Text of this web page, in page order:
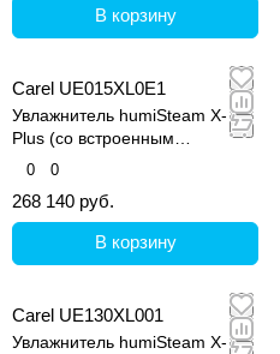
В корзину
Carel UE015XL0E1
Увлажнитель humiSteam X-
Plus (со встроенным
контроллером и графическим
0 0
268 140 руб.
В корзину
Carel UE130XL001
Увлажнитель humiSteam X-